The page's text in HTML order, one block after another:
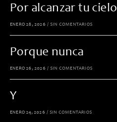
Por alcanzar tu cielo
ENERO 28, 2026 / SIN COMENTARIOS
Porque nunca
ENERO 26, 2026 / SIN COMENTARIOS
Y
ENERO 24, 2026 / SIN COMENTARIOS